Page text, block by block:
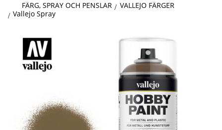
FÄRG, SPRAY OCH PENSLAR
VALLEJO FÄRGER
Vallejo Spray